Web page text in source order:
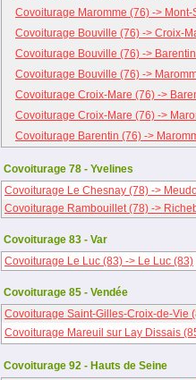
Covoiturage Maromme (76) ->
Covoiturage Bouville (76) -> Croix-
Covoiturage Bouville (76) ->
Covoiturage Bouville (76) ->
Covoiturage Croix-Mare (76) ->
Covoiturage Croix-Mare (76) ->
Covoiturage Barentin (76) ->
Covoiturage 78 - Yvelines
Covoiturage Le Chesnay (78) ->
Covoiturage Rambouillet (78) ->
Covoiturage 83 - Var
Covoiturage Le Luc (83) -> Le Luc (83)
Covoiturage 85 - Vendée
Covoiturage Saint-Gilles-Croix-de-Vie
Covoiturage Mareuil sur Lay Dissais
Covoiturage 92 - Hauts de Seine